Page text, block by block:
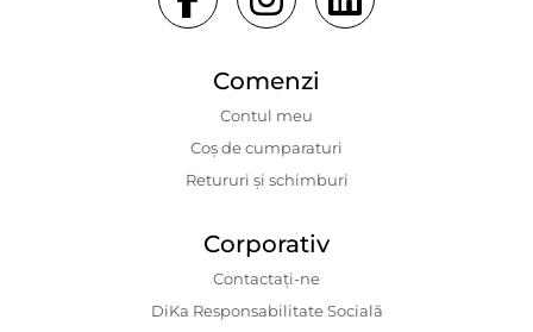
Comenzi
Contul meu
Coș de cumparaturi
Retururi și schimburi
Corporativ
Contactaţi-ne
DiKa Responsabilitate Socială